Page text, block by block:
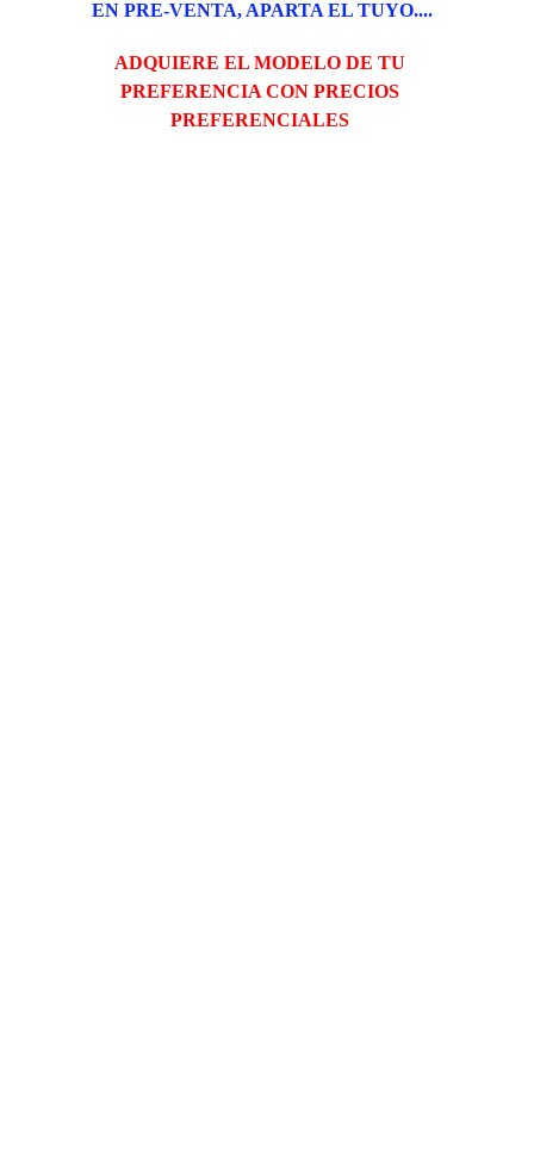
EN PRE-VENTA, APARTA EL TUYO....
ADQUIERE EL MODELO DE TU
PREFERENCIA CON PRECIOS
PREFERENCIALES